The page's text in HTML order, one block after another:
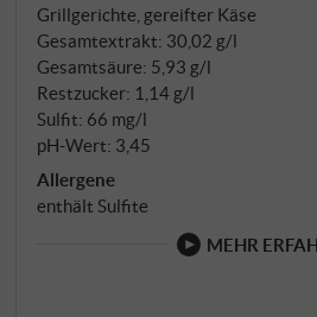
Grillgerichte, gereifter Käse
Gesamtextrakt: 30,02 g/l
Gesamtsäure: 5,93 g/l
Restzucker: 1,14 g/l
Sulfit: 66 mg/l
pH-Wert: 3,45
Allergene
enthält Sulfite
MEHR